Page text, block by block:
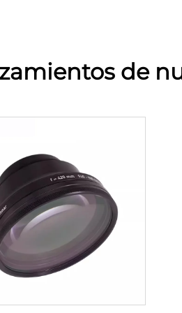
de